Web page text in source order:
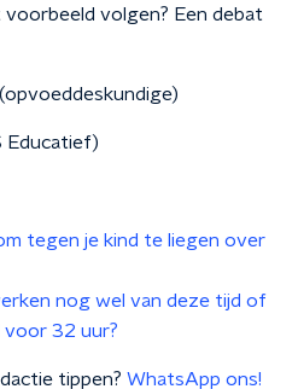
volgen? Een debat
Educatief)
tegen je kind te liegen over
nog wel van deze tijd of
voor 32 uur?
tippen? WhatsApp ons!